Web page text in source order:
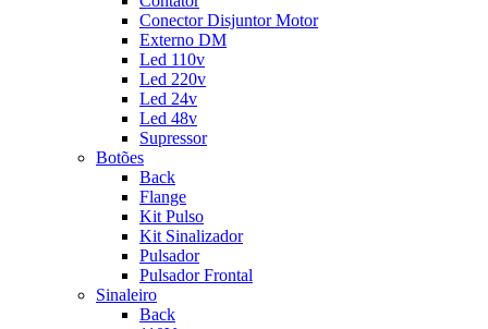
Conector Disjuntor Motor
Externo DM
Led 110v
Led 220v
Led 24v
Led 48v
Supressor
Botões
Back
Flange
Kit Pulso
Kit Sinalizador
Pulsador
Pulsador Frontal
Sinaleiro
Back